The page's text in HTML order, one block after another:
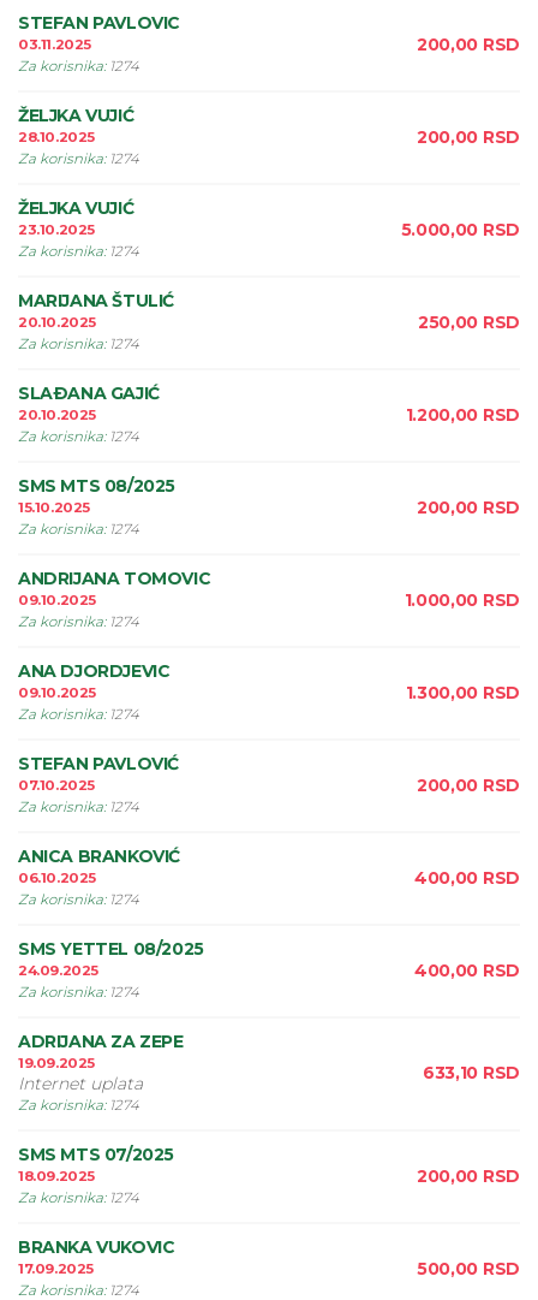
STEFAN PAVLOVIC
03.11.2025
Za korisnika: 1274
200,00 RSD
ŽELJKA VUJIĆ
28.10.2025
Za korisnika: 1274
200,00 RSD
ŽELJKA VUJIĆ
23.10.2025
Za korisnika: 1274
5.000,00 RSD
MARIJANA ŠTULIĆ
20.10.2025
Za korisnika: 1274
250,00 RSD
SLAÐANA GAJIĆ
20.10.2025
Za korisnika: 1274
1.200,00 RSD
SMS MTS 08/2025
15.10.2025
Za korisnika: 1274
200,00 RSD
ANDRIJANA TOMOVIC
09.10.2025
Za korisnika: 1274
1.000,00 RSD
ANA DJORDJEVIC
09.10.2025
Za korisnika: 1274
1.300,00 RSD
STEFAN PAVLOVIĆ
07.10.2025
Za korisnika: 1274
200,00 RSD
ANICA BRANKOVIĆ
06.10.2025
Za korisnika: 1274
400,00 RSD
SMS YETTEL 08/2025
24.09.2025
Za korisnika: 1274
400,00 RSD
ADRIJANA ZA ZEPE
19.09.2025
Internet uplata
Za korisnika: 1274
633,10 RSD
SMS MTS 07/2025
18.09.2025
Za korisnika: 1274
200,00 RSD
BRANKA VUKOVIC
17.09.2025
Za korisnika: 1274
500,00 RSD